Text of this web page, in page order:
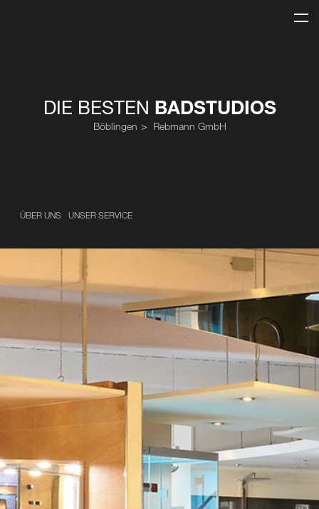
DIE BESTEN BADSTUDIOS
Böblingen Rebmann GmbH
ÜBER UNS UNSER SERVICE